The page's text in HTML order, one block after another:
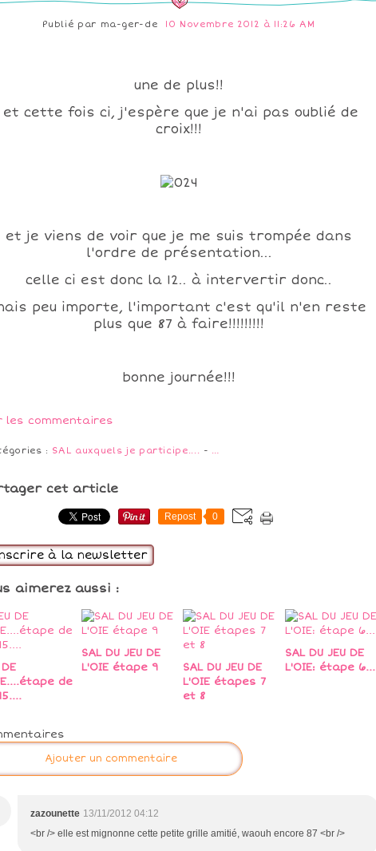
Publié par ma-ger-de 10 Novembre 2012 à 11:26 AM
une de plus!!
et cette fois ci, j'espère que je n'ai pas oublié de
croix!!!
et je viens de voir que je me suis trompée dans
l'ordre de présentation...
celle ci est donc la 12.. à intervertir donc..
peu importe, l'important c'est qu'il n'en reste
plus que 87 à faire!!!!!!!!!
bonne journée!!!
les commentaires
: SAL auxquels je participe.... - …
cet article
Repost 0
à la newsletter
aimerez aussi :
de
SAL DU JEU DE
L'OIE étape 9
SAL DU JEU DE
L'OIE étapes 7
et 8
SAL DU JEU DE
L'OIE: étape 6...
Ajouter un commentaire
zazounette 13/11/2012 04:12
<br /> elle est mignonne cette petite grille amitié, waouh encore 87 <br />